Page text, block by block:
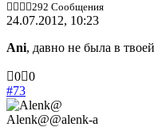
292 Сообщения
24.07.2012, 10:23
Ani, давно не была в
Голосуйте
-
палец
вниз.
0 Голосуйте
палец
вверх.
0
#73
Alenk@@alenk-a